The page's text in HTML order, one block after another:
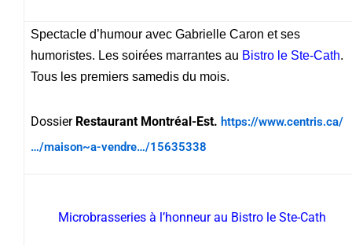
Spectacle d’humour avec Gabrielle Caron et ses
humoristes. Les soirées marrantes au Bistro le Ste-Cath.
Tous les premiers samedis du mois.
Dossier Restaurant Montréal-Est. https://www.centris.ca/
…/maison~a-vendre…/15635338
Microbrasseries à l’honneur au Bistro le Ste-Cath